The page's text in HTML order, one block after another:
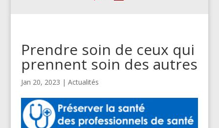
Prendre soin de ceux qui
prennent soin des autres
Jan 20, 2023 | Actualités